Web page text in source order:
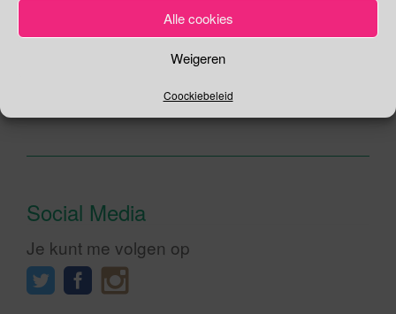
Alle cookies
Weigeren
Coockiebeleid
De locatie voor de dag is prachtige historische Doelenzaal
worden een aantal lezingen gehouden over de nieuwste […]
Social Media
Je kunt me volgen op